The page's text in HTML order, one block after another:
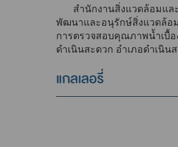
สำนักงานสิ่งแวดล้อมและ
พัฒนาและอนุรักษ์สิ่งแวดล้อม
การตรวจสอบคุณภาพน้ำเบื้
ดำเนินสะดวก อำเภอดำเนิน
แกลเลอรี่